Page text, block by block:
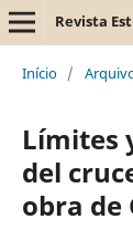
Revista
Início /
Límites
del
obra de